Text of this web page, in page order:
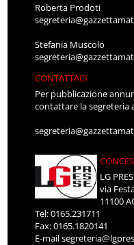
Roberta Prodoti
Stefania Muscolo
CONTATTACI
Per pubblicazione
contattare la segreteria
LG
via
11100
Tel: 0165.231711
Fax: 0165.1820141
E-mail